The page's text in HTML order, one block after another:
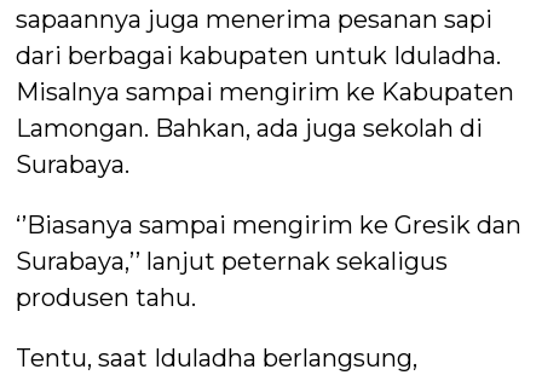
sapaannya juga menerima pesanan sapi
dari berbagai kabupaten untuk Iduladha.
Misalnya sampai mengirim ke Kabupaten
Lamongan. Bahkan, ada juga sekolah di
Surabaya.
‘’Biasanya sampai mengirim ke Gresik dan
Surabaya,’’ lanjut peternak sekaligus
produsen tahu.
Tentu, saat Iduladha berlangsung,